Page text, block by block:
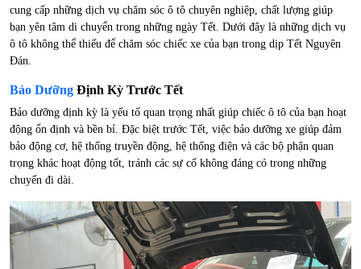
cung cấp những dịch vụ chăm sóc ô tô chuyên nghiệp, chất lượng giúp
bạn yên tâm di chuyển trong những ngày Tết. Dưới đây là những dịch vụ
ô tô không thể thiếu để chăm sóc chiếc xe của bạn trong dịp Tết Nguyên
Đán.
Bảo Dưỡng Định Kỳ Trước Tết
Bảo dưỡng định kỳ là yếu tố quan trọng nhất giúp chiếc ô tô của bạn hoạt
động ổn định và bền bỉ. Đặc biệt trước Tết, việc bảo dưỡng xe giúp đảm
bảo động cơ, hệ thống truyền động, hệ thống điện và các bộ phận quan
trọng khác hoạt động tốt, tránh các sự cố không đáng có trong những
chuyến đi dài.